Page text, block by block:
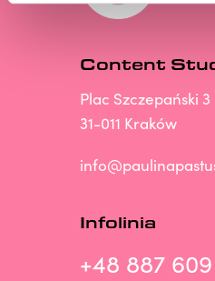
Content
Plac Szczepański 3
31-011 Kraków
Infolinia
+48 887